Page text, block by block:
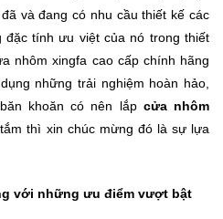
và đang có nhu cầu thiết kế các
tính ưu việt của nó trong thiết
nhôm xingfa cao cấp chính hãng
những trải nghiệm hoàn hảo,
khoăn có nên lắp cửa nhôm
thì xin chúc mừng đó là sự lựa
với những ưu điểm vượt bật